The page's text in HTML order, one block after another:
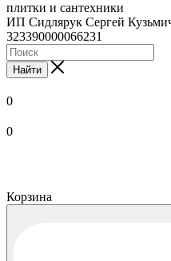
плитки и сантехники
ИП Сидлярук Сергей
323390000066231
Найти
0
0
Корзина